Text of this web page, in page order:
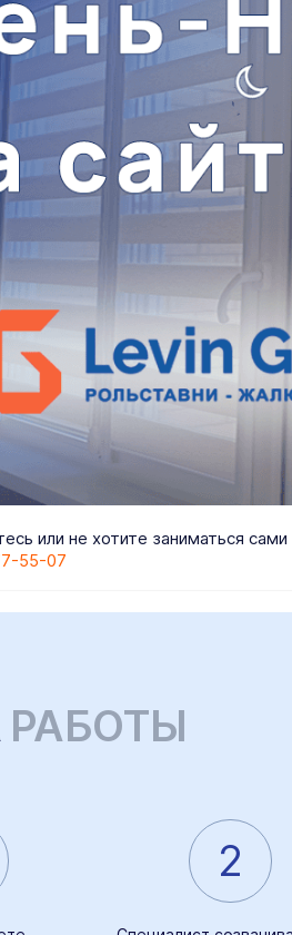
или не хотите заниматься
55-07
РАБОТЫ
2